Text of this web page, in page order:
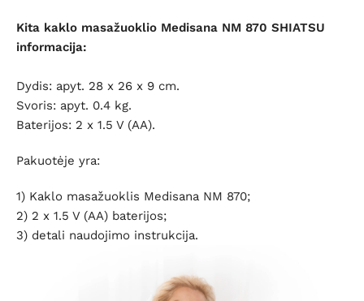
Kita kaklo masažuoklio Medisana NM 870 SHIATSU
informacija:
Dydis: apyt. 28 x 26 x 9 cm.
Svoris: apyt. 0.4 kg.
Baterijos: 2 x 1.5 V (AA).
Pakuotėje yra:
1) Kaklo masažuoklis Medisana NM 870;
2) 2 x 1.5 V (AA) baterijos;
3) detali naudojimo instrukcija.